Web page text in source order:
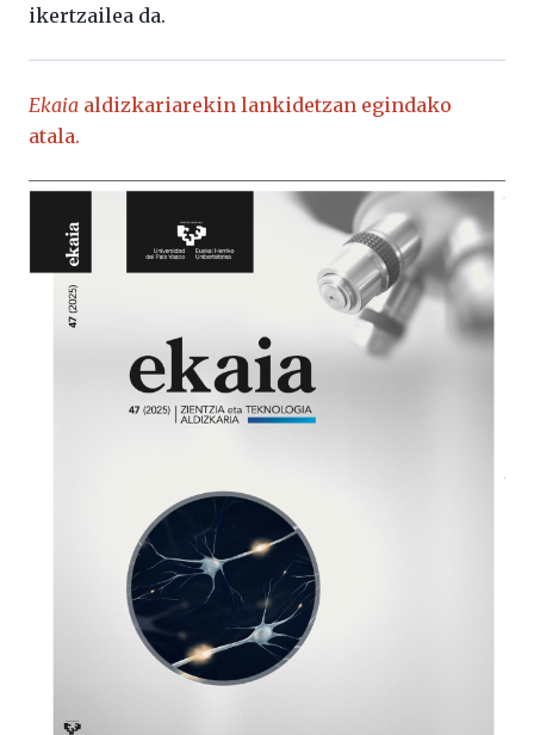
ikertzailea da.
Ekaia aldizkariarekin lankidetzan egindako
atala.